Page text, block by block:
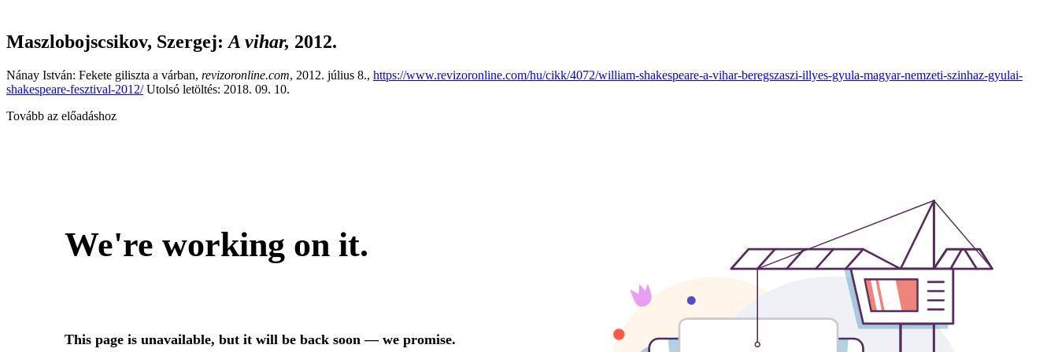
Maszlobojscsikov, Szergej: A vihar, 2012.
Nánay István: Fekete giliszta a várban, revizoronline.com, 2012. július 8., https://www.revizoronline.com/hu/cikk/4072/william-shakespeare-a-vihar-beregszaszi-illyes-gyula-magyar-nemzeti-szinhaz-gyulai-
shakespeare-fesztival-2012/Utolsó letöltés: 2018. 09. 10.
Tovább az előadáshoz